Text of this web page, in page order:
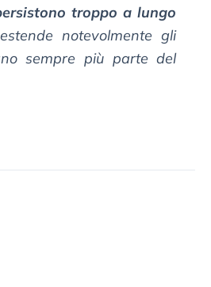
troppo a lungo
notevolmente gli
sempre più parte del